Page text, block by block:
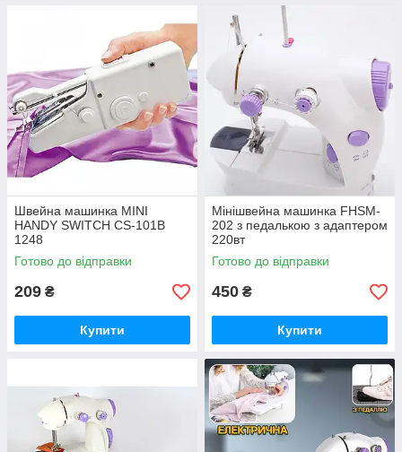
Швейна машинка MINI
HANDY SWITCH CS-101B
1248
Готово до відправки
209 ₴
Купити
Мінішвейна машинка FHSM-
202 з педалькою з адаптером
220вт
Готово до відправки
450 ₴
Купити